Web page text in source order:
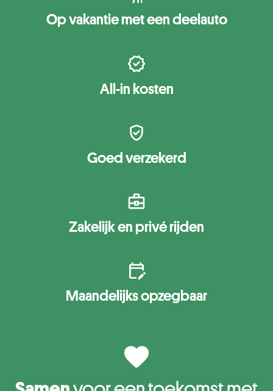
Op vakantie met een deelauto
All-in kosten
Goed verzekerd
Zakelijk en privé rijden
Maandelijks opzegbaar